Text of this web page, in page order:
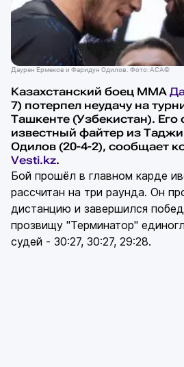
Даурен Ермеков и Фаридун Одилов. Фото: АСА©
Казахстанский боец ММА
7) потерпел неудачу на
Ташкенте (Узбекистан).
известный файтер из
Одилов (20-4-2), сообщает
Vesti.kz.
Бой прошёл в главном карде
рассчитан на три раунда. Он
дистанцию и завершился
прозвищу "Терминатор"
судей - 30:27, 30:27, 29:28.